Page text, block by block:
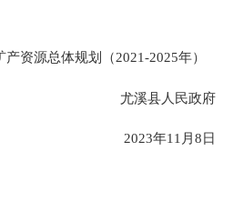
源总体规划（2021-2025年）
尤溪县人民政府
2023年11月8日